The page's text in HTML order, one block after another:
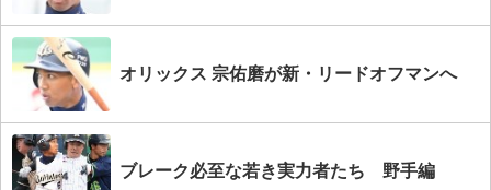
オリックス 宗佑磨が新・リードオフマンへ
ブレーク必至な若き実力者たち 野手編